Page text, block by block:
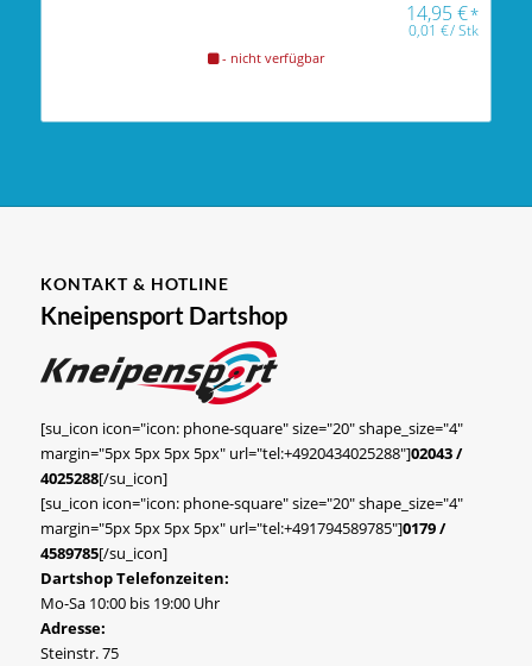
14,95€*
0,01€/Stk
- nicht verfügbar
KONTAKT & HOTLINE
Kneipensport Dartshop
[su_icon icon="icon: phone-square" size="20" shape_size="4"
margin="5px 5px 5px 5px" url="tel:+4920434025288"]02043 /
4025288[/su_icon]
[su_icon icon="icon: phone-square" size="20" shape_size="4"
margin="5px 5px 5px 5px" url="tel:+491794589785"]0179 /
4589785[/su_icon]
Dartshop Telefonzeiten:
Mo-Sa 10:00 bis 19:00 Uhr
Adresse:
Steinstr. 75